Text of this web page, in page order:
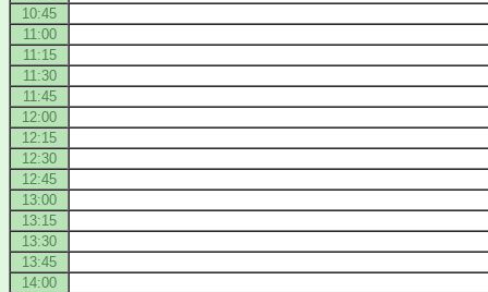
10:45
11:00
11:15
11:30
11:45
12:00
12:15
12:30
12:45
13:00
13:15
13:30
13:45
14:00